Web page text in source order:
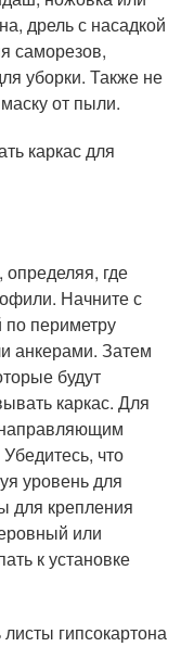
дрель с насадкой
саморезов,
уборки. Также не
от пыли.
каркас для
определяя, где
Начните с
периметру
анкерами. Затем
будут
каркас. Для
что
уровень для
для крепления
или
к установке
гипсокартона